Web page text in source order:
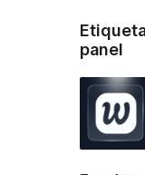
panel